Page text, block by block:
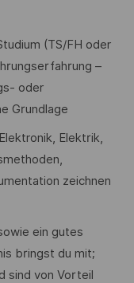
(TS/FH oder
–
oder
Grundlage
Elektrik,
zeichnen
ein gutes
bringst du mit;
sind von Vorteil